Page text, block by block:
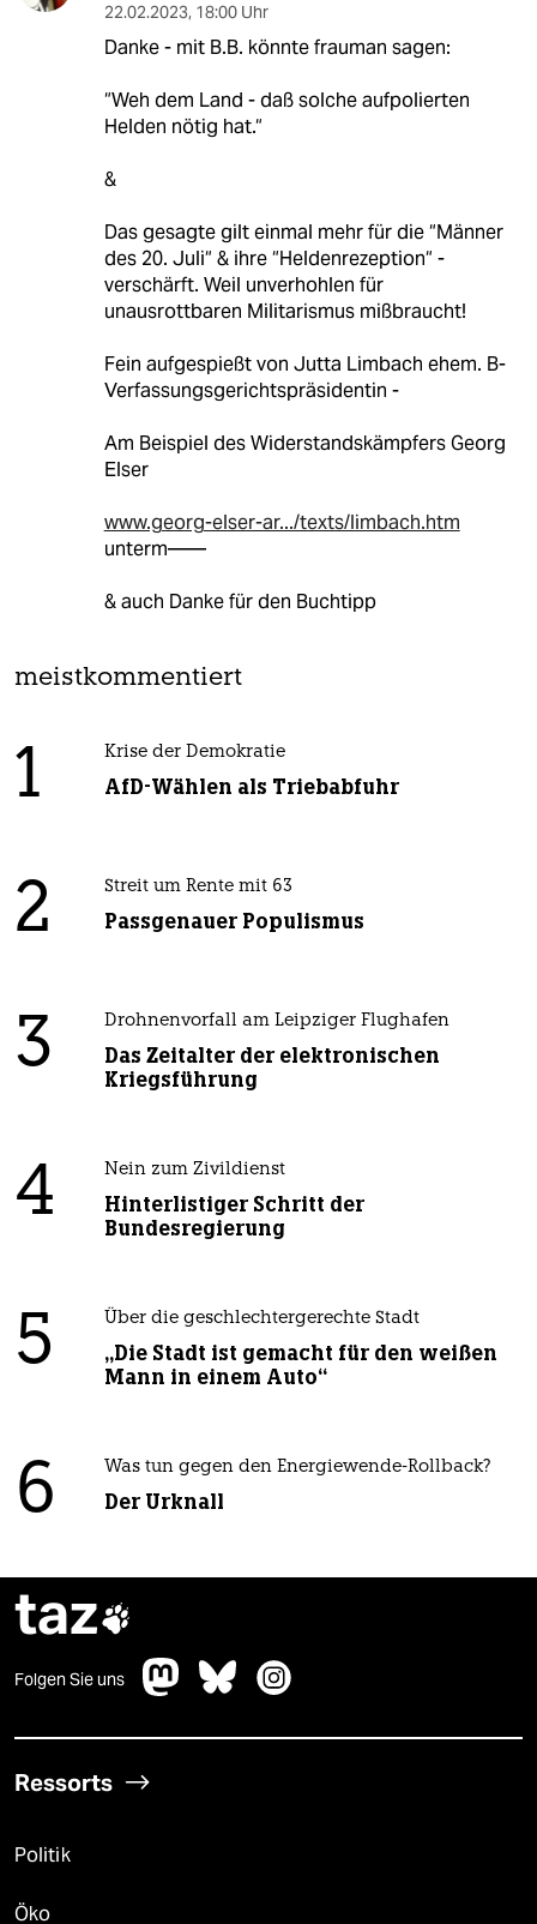
22.02.2023, 18:00 Uhr
Danke - mit B.B. könnte frauman sagen:
“Weh dem Land - daß solche aufpolierten
Helden nötig hat.“
&
Das gesagte gilt einmal mehr für die “Männer
des 20. Juli“ & ihre “Heldenrezeption“ -
verschärft. Weil unverhohlen für
unausrottbaren Militarismus mißbraucht!
Fein aufgespießt von Jutta Limbach ehem. B-
Verfassungsgerichtspräsidentin -
Am Beispiel des Widerstandskämpfers Georg
Elser
www.georg-elser-ar.../texts/limbach.htm
unterm——
& auch Danke für den Buchtipp
meistkommentiert
1 Krise der Demokratie
AfD-Wählen als Triebabfuhr
2 Streit um Rente mit 63
Passgenauer Populismus
3 Drohnenvorfall am Leipziger Flughafen
Das Zeitalter der elektronischen
Kriegsführung
4 Nein zum Zivildienst
Hinterlistiger Schritt der
Bundesregierung
5 Über die geschlechtergerechte Stadt
„Die Stadt ist gemacht für den weißen
Mann in einem Auto“
6 Was tun gegen den Energiewende-Rollback?
Der Urknall
taz
Folgen Sie uns
Ressorts
Politik
Öko